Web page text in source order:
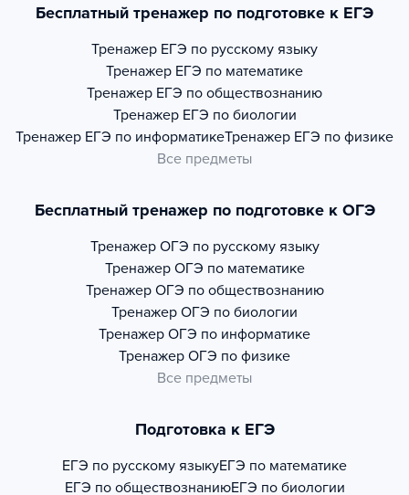
Бесплатный тренажер по подготовке к ЕГЭ
Тренажер ЕГЭ по русскому языку
Тренажер ЕГЭ по математике
Тренажер ЕГЭ по обществознанию
Тренажер ЕГЭ по биологии
Тренажер ЕГЭ по информатикеТренажер ЕГЭ по физике
Все предметы
Бесплатный тренажер по подготовке к ОГЭ
Тренажер ОГЭ по русскому языку
Тренажер ОГЭ по математике
Тренажер ОГЭ по обществознанию
Тренажер ОГЭ по биологии
Тренажер ОГЭ по информатике
Тренажер ОГЭ по физике
Все предметы
Подготовка к ЕГЭ
ЕГЭ по русскому языкуЕГЭ по математике
ЕГЭ по обществознаниюЕГЭ по биологии